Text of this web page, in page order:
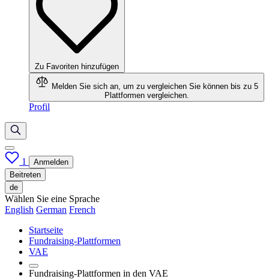
Zu Favoriten hinzufügen
Melden Sie sich an, um zu vergleichen Sie können bis zu 5
Plattformen vergleichen.
Profil
1
Anmelden
Beitreten
de
Wählen Sie eine Sprache
English German French
Startseite
Fundraising-Plattformen
VAE
Fundraising-Plattformen in den VAE